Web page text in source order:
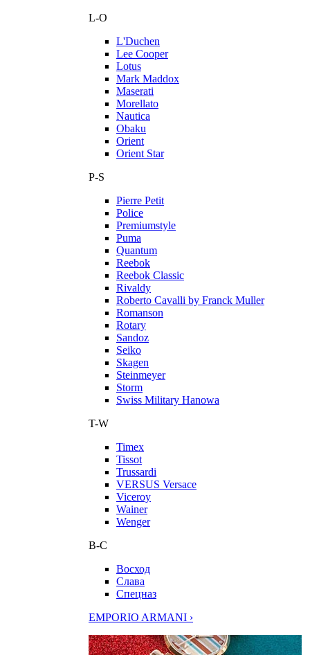
L-O
L'Duchen
Lee Cooper
Lotus
Mark Maddox
Maserati
Morellato
Nautica
Obaku
Orient
Orient Star
P-S
Pierre Petit
Police
Premiumstyle
Puma
Quantum
Reebok
Reebok Classic
Rivaldy
Roberto Cavalli by Franck Muller
Romanson
Rotary
Sandoz
Seiko
Skagen
Steinmeyer
Storm
Swiss Military Hanowa
T-W
Timex
Tissot
Trussardi
VERSUS Versace
Viceroy
Wainer
Wenger
В-С
Восход
Слава
Спецназ
EMPORIO ARMANI ›